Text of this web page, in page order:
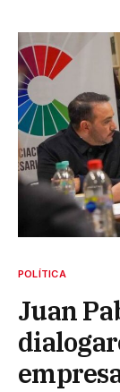
POLÍTICA
Juan